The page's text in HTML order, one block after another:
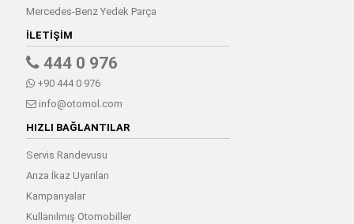
Mercedes-Benz Yedek Parça
İLETIŞIM
444 0 976
+90 444 0 976
info@otomol.com
HIZLI BAĞLANTILAR
Servis Randevusu
Arıza İkaz Uyarıları
Kampanyalar
Kullanılmış Otomobiller